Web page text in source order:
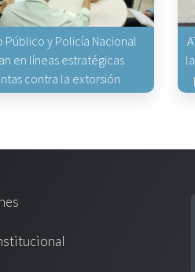
Público y Policía Nacional
en líneas estratégicas
contra la extorsión